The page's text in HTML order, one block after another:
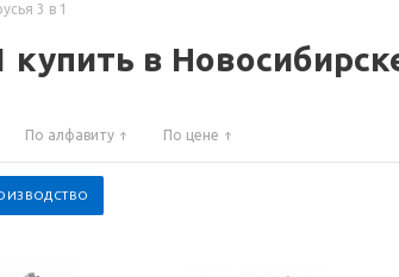
3 в 1
купить в
По алфавиту По цене